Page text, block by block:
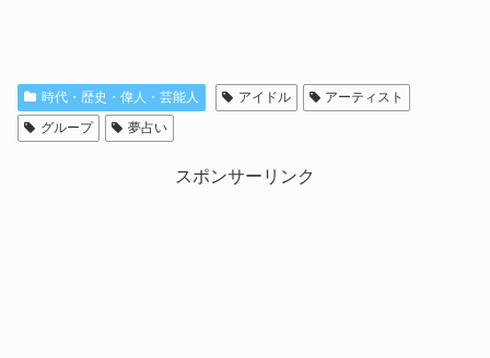
時代・歴史・偉人・芸能人 アイドル
アーティスト
グループ
夢占い
スポンサーリンク